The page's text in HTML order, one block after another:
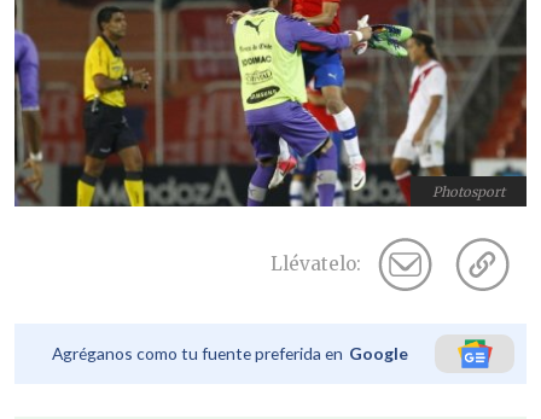
Photosport
Llévatelo:
Agréganos como tu fuente preferida en Google